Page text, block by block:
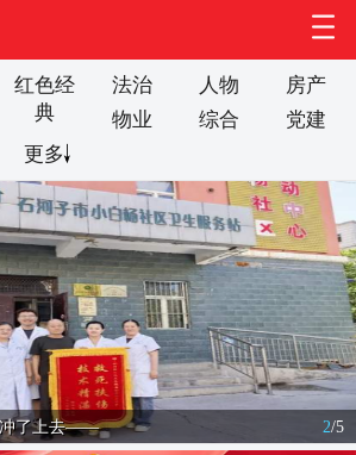
红色经
典
法治 人物
房产
物业
综合
党建
更多
冲了上去—— 2/5